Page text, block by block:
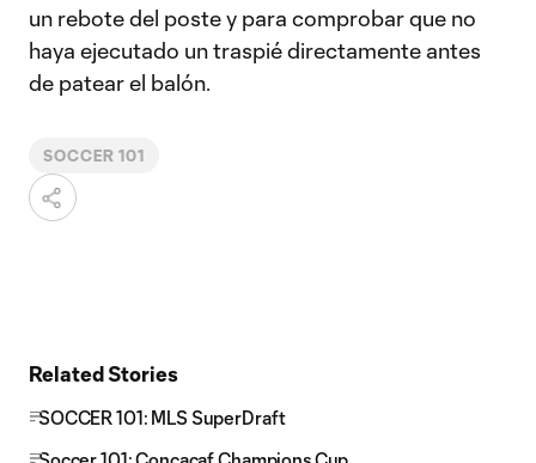
un rebote del poste y para comprobar que no
haya ejecutado un traspié directamente antes
de patear el balón.
SOCCER 101
Related Stories
SOCCER 101: MLS SuperDraft